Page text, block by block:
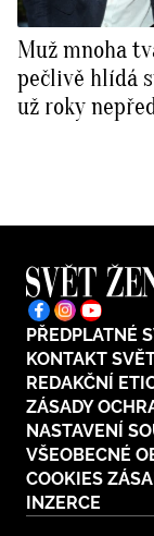
Muž mnoha
pečlivě hlídá
už roky
PŘEDPLATNÉ
KONTAKT
REDAKČNÍ
ZÁSADY
NASTAVENÍ
VŠEOBECNÉ
COOKIES
INZERCE